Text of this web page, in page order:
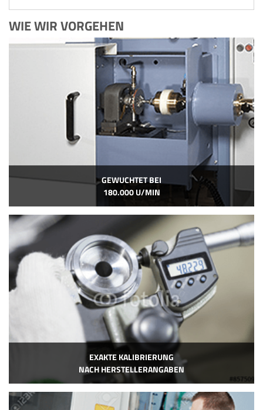
WIE WIR VORGEHEN
GEWUCHTET BEI
180.000 U/MIN
EXAKTE KALIBRIERUNG
NACH HERSTELLERANGABEN